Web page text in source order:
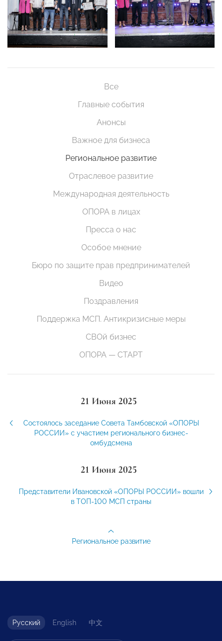
Все
Главные события
Анонсы
Важное для бизнеса
Региональное развитие
Отраслевое развитие
Международная деятельность
ОПОРА в лицах
Пресса о нас
Особое мнение
Бюро по защите прав предпринимателей
Видео
Поздравления
Поддержка МСП. Антикризисные меры
СВОй бизнес
ОПОРА — СТАРТ
21 Июня 2025
Состоялось заседание Совета Тамбовской «ОПОРЫ
РОССИИ» с участием регионального бизнес-
омбудсмена
21 Июня 2025
Представители Ивановской «ОПОРЫ РОССИИ» вошли
в ТОП-100 МСП страны
Региональное развитие
Русский English 中文